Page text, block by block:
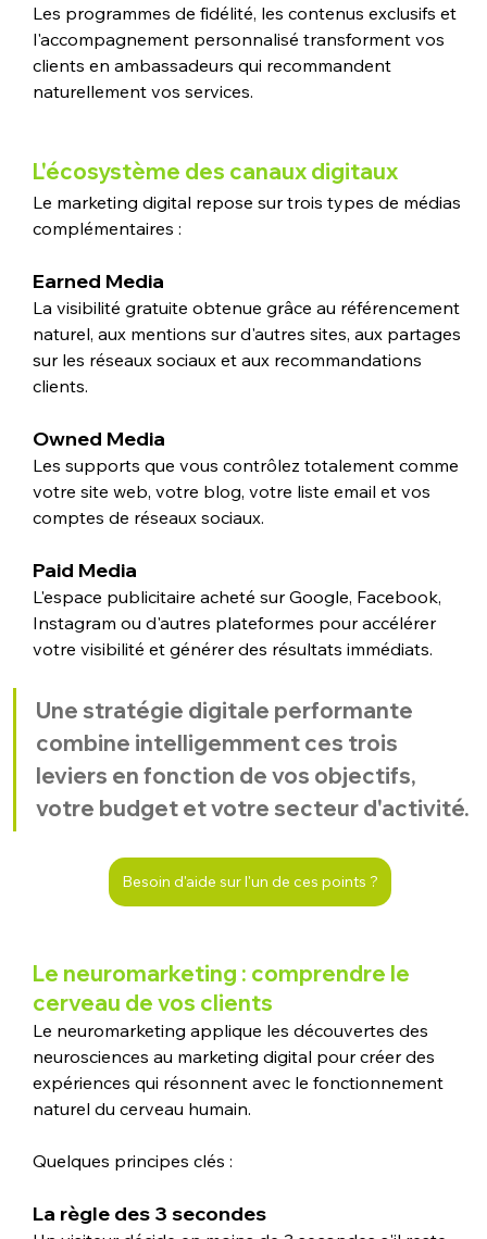
Les programmes de fidélité, les contenus exclusifs et
l'accompagnement personnalisé transforment vos
clients en ambassadeurs qui recommandent
naturellement vos services.
L'écosystème des canaux digitaux
Le marketing digital repose sur trois types de médias
complémentaires :
Earned Media
La visibilité gratuite obtenue grâce au référencement
naturel, aux mentions sur d'autres sites, aux partages
sur les réseaux sociaux et aux recommandations
clients.
Owned Media
Les supports que vous contrôlez totalement comme
votre site web, votre blog, votre liste email et vos
comptes de réseaux sociaux.
Paid Media
L'espace publicitaire acheté sur Google, Facebook,
Instagram ou d'autres plateformes pour accélérer
votre visibilité et générer des résultats immédiats.
Une stratégie digitale performante
combine intelligemment ces trois
leviers en fonction de vos objectifs,
votre budget et votre secteur d'activité.
Besoin d'aide sur l'un de ces points ?
Le neuromarketing : comprendre le
cerveau de vos clients
Le neuromarketing applique les découvertes des
neurosciences au marketing digital pour créer des
expériences qui résonnent avec le fonctionnement
naturel du cerveau humain.
Quelques principes clés :
La règle des 3 secondes